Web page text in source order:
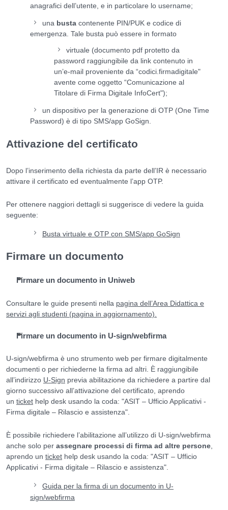
anagrafici dell’utente, e in particolare lo username;
una busta contenente PIN/PUK e codice di
emergenza. Tale busta può essere in formato
virtuale (documento pdf protetto da
password raggiungibile da link contenuto in
un’e-mail proveniente da “codici.firmadigitale"
avente come oggetto “Comunicazione al
Titolare di Firma Digitale InfoCert");
un dispositivo per la generazione di OTP (One Time
Password) è di tipo SMS/app GoSign.
Attivazione del certificato
Dopo l’inserimento della richiesta da parte dell’IR è necessario
attivare il certificato ed eventualmente l’app OTP.
Per ottenere naggiori dettagli si suggerisce di vedere la guida
seguente:
Busta virtuale e OTP con SMS/app GoSign
Firmare un documento
Firmare un documento in Uniweb
Consultare le guide presenti nella pagina dell’Area Didattica e
servizi agli studenti (pagina in aggiornamento).
Firmare un documento in U-sign/webfirma
U-sign/webfirma è uno strumento web per firmare digitalmente
documenti o per richiederne la firma ad altri. È raggiungibile
all’indirizzo U-Sign previa abilitazione da richiedere a partire dal
giorno successivo all’attivazione del certificato, aprendo
un ticket help desk usando la coda: "ASIT – Ufficio Applicativi -
Firma digitale – Rilascio e assistenza".
È possibile richiedere l’abilitazione all’utilizzo di U-sign/webfirma
anche solo per assegnare processi di firma ad altre persone,
aprendo un ticket help desk usando la coda: "ASIT – Ufficio
Applicativi - Firma digitale – Rilascio e assistenza".
Guida per la firma di un documento in U-
sign/webfirma